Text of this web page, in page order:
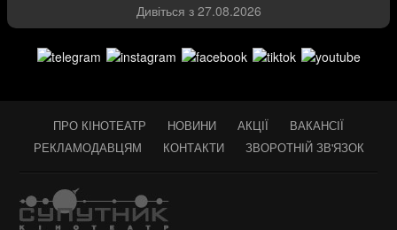
Дивіться з 27.08.2026
ПРО КІНОТЕАТР НОВИНИ АКЦІЇ
ВАКАНСІЇ
РЕКЛАМОДАВЦЯМ
КОНТАКТИ ЗВОРОТНІЙ ЗВ'ЯЗОК